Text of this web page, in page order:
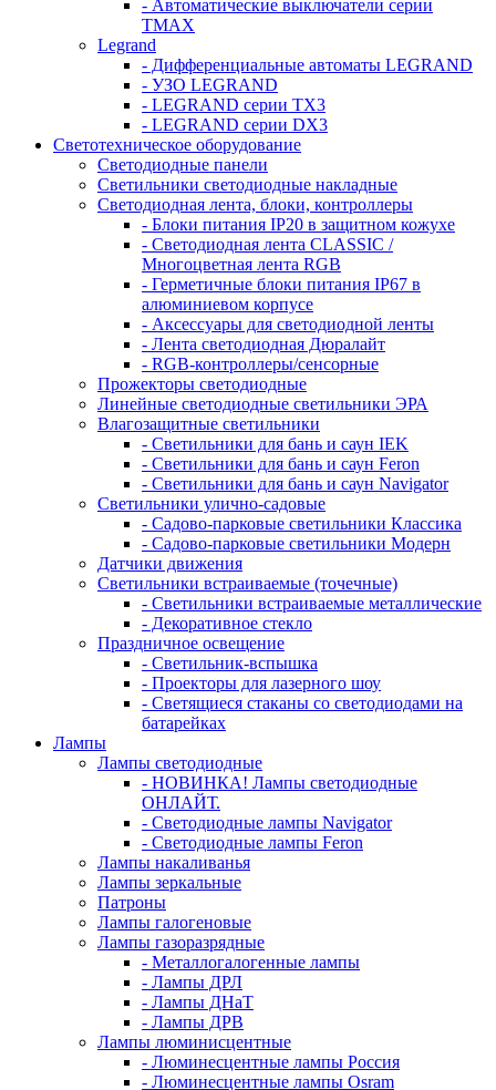
- Автоматические выключатели серии
ТМАХ
Legrand
- Дифференциальные автоматы LEGRAND
- УЗО LEGRAND
- LEGRAND серии ТХ3
- LEGRAND серии DХ3
Светотехническое оборудование
Светодиодные панели
Светильники светодиодные накладные
Светодиодная лента, блоки, контроллеры
- Блоки питания IP20 в защитном кожухе
- Светодиодная лента CLASSIC /
Многоцветная лента RGB
- Герметичные блоки питания IP67 в
алюминиевом корпусе
- Аксессуары для светодиодной ленты
- Лента светодиодная Дюралайт
- RGB-контроллеры/сенсорные
Прожекторы светодиодные
Линейные светодиодные светильники ЭРА
Влагозащитные светильники
- Cветильники для бань и саун IEK
- Cветильники для бань и саун Feron
- Cветильники для бань и саун Navigator
Светильники улично-садовые
- Садово-парковые светильники Классика
- Садово-парковые светильники Модерн
Датчики движения
Светильники встраиваемые (точечные)
- Светильники встраиваемые металлические
- Декоративное стекло
Праздничное освещение
- Светильник-вспышка
- Проекторы для лазерного шоу
- Светящиеся стаканы со светодиодами на
батарейках
Лампы
Лампы светодиодные
- НОВИНКА! Лампы светодиодные
ОНЛАЙТ.
- Светодиодные лампы Navigator
- Светодиодные лампы Feron
Лампы накаливанья
Лампы зеркальные
Патроны
Лампы галогеновые
Лампы газоразрядные
- Металлогалогенные лампы
- Лампы ДРЛ
- Лампы ДНаТ
- Лампы ДРВ
Лампы люминисцентные
- Люминесцентные лампы Россия
- Люминесцентные лампы Osram